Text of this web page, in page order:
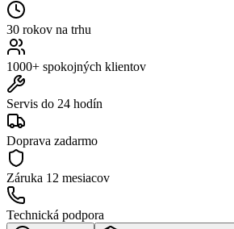
30 rokov na trhu
1000+ spokojných klientov
Servis do 24 hodín
Doprava zadarmo
Záruka 12 mesiacov
Technická podpora